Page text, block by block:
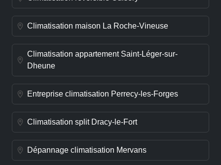
Climatisation maison La Roche-Vineuse
Climatisation appartement Saint-Léger-sur-
Dheune
Entreprise climatisation Perrecy-les-Forges
Climatisation split Dracy-le-Fort
Dépannage climatisation Mervans